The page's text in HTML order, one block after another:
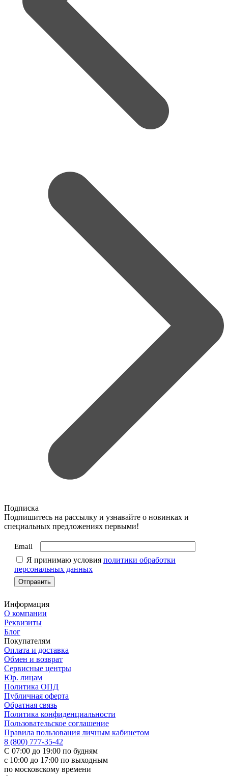
Подписка
Подпишитесь на рассылку и узнавайте о новинках и
специальных предложениях первыми!
Email
Я принимаю условия политики обработки
персональных данных
Информация
О компании
Реквизиты
Блог
Покупателям
Оплата и доставка
Обмен и возврат
Сервисные центры
Юр. лицам
Политика ОПД
Публичная оферта
Обратная связь
Политика конфиденциальности
Пользовательское соглашение
Правила пользования личным кабинетом
8 (800) 777-35-42
С 07:00 до 19:00 по будням
с 10:00 до 17:00 по выходным
по московскому времени